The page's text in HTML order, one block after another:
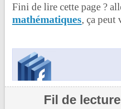
Fini de lire cette page ?
mathématiques, ça peut
Fil de lecture